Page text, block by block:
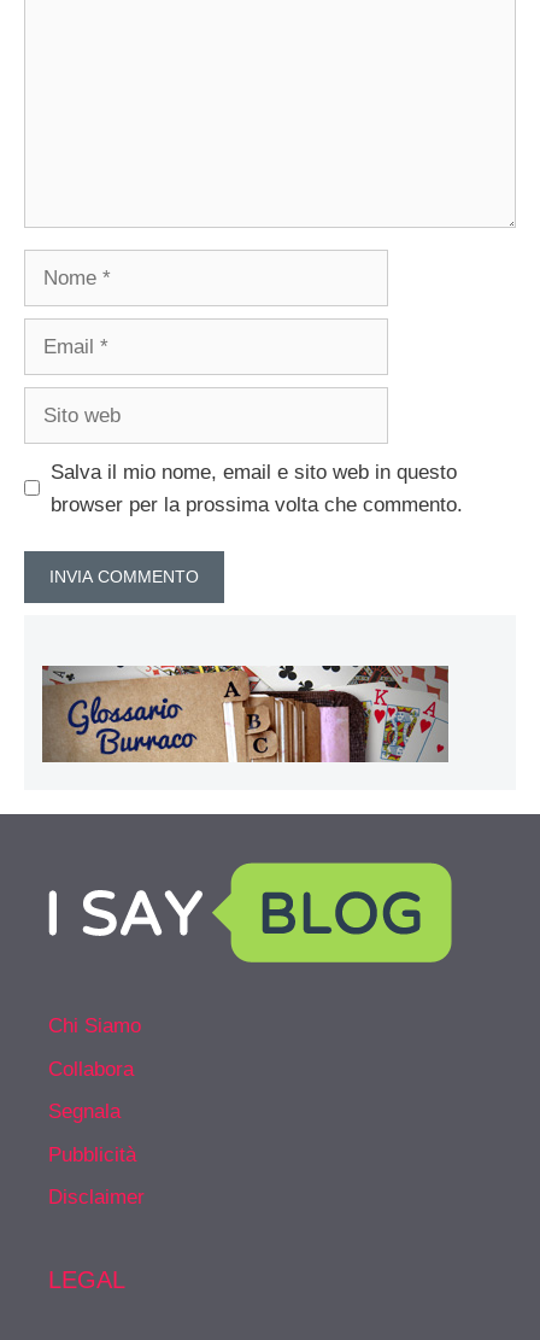
Salva il mio nome, email e sito web in questo
browser per la prossima volta che commento.
Chi Siamo
Collabora
Segnala
Pubblicità
Disclaimer
LEGAL